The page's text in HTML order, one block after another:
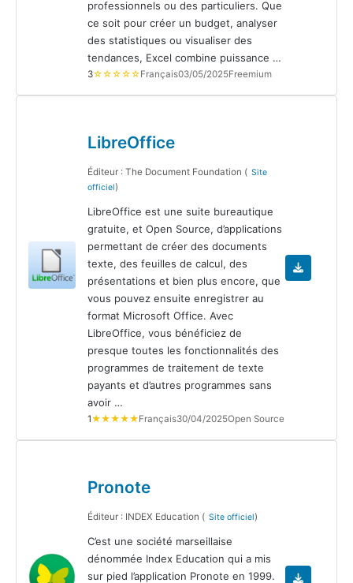
professionnels ou des particuliers. Que
ce soit pour créer un budget, analyser
des statistiques ou visualiser des
tendances, Excel combine puissance …
3☆☆☆☆☆Français03/05/2025Freemium
LibreOffice
Éditeur : The Document Foundation ( Site
officiel)
LibreOffice est une suite bureautique
gratuite, et Open Source, d’applications
permettant de créer des documents
texte, des feuilles de calcul, des
présentations et bien plus encore, que
vous pouvez ensuite enregistrer au
format Microsoft Office. Avec
LibreOffice, vous bénéficiez de
presque toutes les fonctionnalités des
programmes de traitement de texte
payants et d’autres programmes sans
avoir …
1★★★★★Français30/04/2025Open Source
Pronote
Éditeur : INDEX Education ( Site officiel)
C’est une société marseillaise
dénommée Index Education qui a mis
sur pied l’application Pronote en 1999.